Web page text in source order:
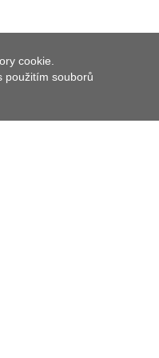
cookie.
použitím souborů